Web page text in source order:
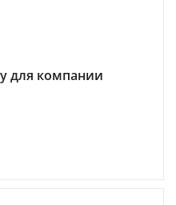
для компании